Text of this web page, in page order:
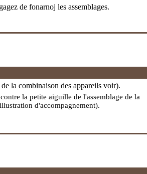
de fonarnoj les assemblages.
la combinaison des appareils voir).
la petite aiguille de l'assemblage de la
d'accompagnement).